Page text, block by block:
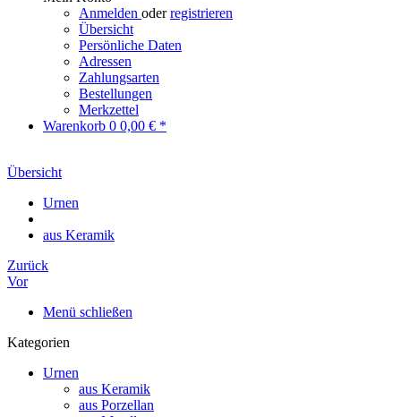
Anmelden oderregistrieren
Übersicht
Persönliche Daten
Adressen
Zahlungsarten
Bestellungen
Merkzettel
Warenkorb 0 0,00 € *
Übersicht
Urnen
aus Keramik
Zurück
Vor
Menü schließen
Kategorien
Urnen
aus Keramik
aus Porzellan